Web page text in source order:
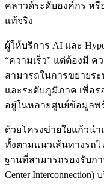
คลาวด์ระดับองค์กร ห
แท้จริง
ผู้ให้บริการ AI และ
“ความเร็ว” แต่ต้องมี ค
สามารถในการขยายร
และระดับภูมิภาค เพื่อ
อยู่ในหลายศูนย์ข้อมูลพ
ด้วยโครงข่ายใยแก้วน
ทั้งตามแนวเส้นทางรถ
ฐานที่สามารถรองรับก
Center